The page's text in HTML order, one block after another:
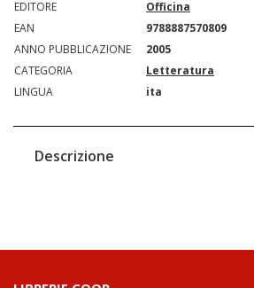
EDITORE
Officina
EAN
9788887570809
ANNO PUBBLICAZIONE
2005
CATEGORIA
Letteratura
LINGUA
ita
Descrizione